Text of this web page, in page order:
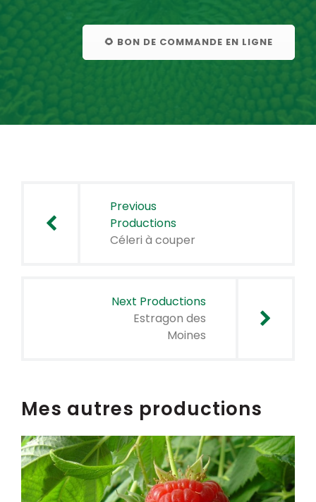
🌻 BON DE COMMANDE EN LIGNE
l’article
Previous
Productions
Céleri à couper
Next Productions
Estragon des
Moines
Mes autres productions